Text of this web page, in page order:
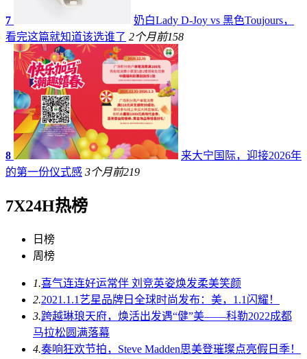
7
奶白Lady D-Joy vs 黑色Toujours，
看完这篇就知道该选谁了 2个月前158
8
来大宁国际，迎接2026年
的第一份仪式感 3个月前219
7X24H热榜
日榜
周榜
1.喜气连连好运常伴 刘竞英姿焕发柔美笑颜
2.2021.1.1艺星品牌日全球时尚发布：美，1.1闪耀！
3.跨越琳琅天府，焕活出发遇“健”美——科勒2022成都
马拉松圆满落幕
4.奏响狂欢节拍，Steve Madden思美登璀璨点亮假日季！